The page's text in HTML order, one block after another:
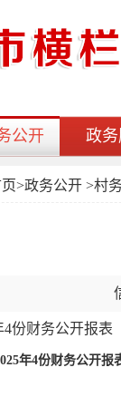
公开 政
>政务公开 >村
财务公开报表
年4份财务公开报